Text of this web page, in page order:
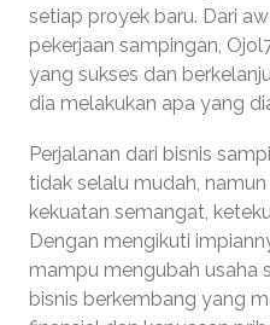
setiap proyek baru. Dari
pekerjaan sampingan,
yang sukses dan
dia melakukan apa yang
Perjalanan dari bisnis
tidak selalu mudah,
kekuatan semangat,
Dengan mengikuti
mampu mengubah usaha
bisnis berkembang yang